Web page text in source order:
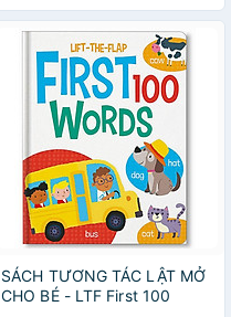
SÁCH TƯƠNG TÁC LẬT MỞ
CHO BÉ - LTF First 100